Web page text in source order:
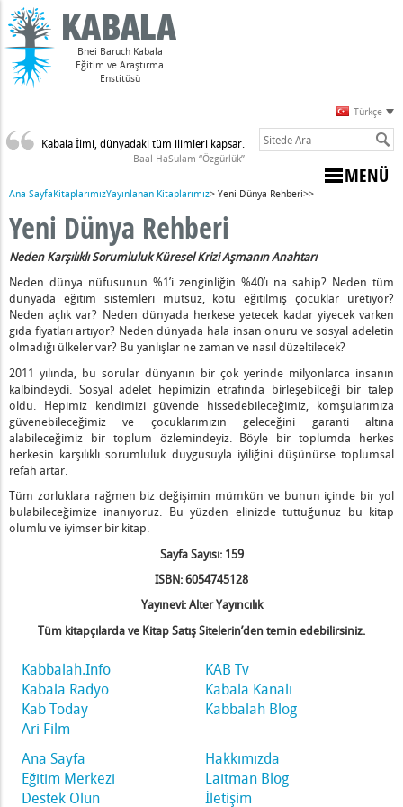
Bnei Baruch Kabala
Eğitim ve Araştırma
Enstitüsü
Türkçe
Kabala İlmi, dünyadaki tüm ilimleri kapsar.
Baal HaSulam “Özgürlük”
MENÜ
Ana Sayfa >
Kitaplarımız >
Yayınlanan Kitaplarımız> Yeni Dünya Rehberi
Yeni Dünya Rehberi
Neden Karşılıklı Sorumluluk Küresel Krizi Aşmanın Anahtarı
Neden dünya nüfusunun %1’i zenginliğin %40’ı na sahip? Neden tüm
dünyada eğitim sistemleri mutsuz, kötü eğitilmiş çocuklar üretiyor?
Neden açlık var? Neden dünyada herkese yetecek kadar yiyecek varken
gıda fiyatları artıyor? Neden dünyada hala insan onuru ve sosyal adeletin
olmadığı ülkeler var? Bu yanlışlar ne zaman ve nasıl düzeltilecek?
2011 yılında, bu sorular dünyanın bir çok yerinde milyonlarca insanın
kalbindeydi. Sosyal adelet hepimizin etrafında birleşebilceği bir talep
oldu. Hepimiz kendimizi güvende hissedebileceğimiz, komşularımıza
güvenebileceğimiz ve çocuklarımızın geleceğini garanti altına
alabileceğimiz bir toplum özlemindeyiz. Böyle bir toplumda herkes
herkesin karşılıklı sorumluluk duygusuyla iyiliğini düşünürse toplumsal
refah artar.
Tüm zorluklara rağmen biz değişimin mümkün ve bunun içinde bir yol
bulabileceğimize inanıyoruz. Bu yüzden elinizde tuttuğunuz bu kitap
olumlu ve iyimser bir kitap.
Sayfa Sayısı: 159
ISBN: 6054745128
Yayınevi: Alter Yayıncılık
Tüm kitapçılarda ve Kitap Satış Sitelerin’den temin edebilirsiniz.
Kabbalah.Info
KAB Tv
Kabala Radyo
Kabala Kanalı
Kab Today
Kabbalah Blog
Ari Film
Ana Sayfa
Hakkımızda
Eğitim Merkezi
Laitman Blog
Destek Olun
İletişim